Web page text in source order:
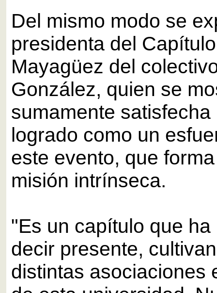
Del mismo modo se
presidenta del
Mayagüez del
González, quien se
sumamente
logrado como un
este evento, que
misión intrínseca.
"Es un capítulo que
decir presente,
distintas asociaciones